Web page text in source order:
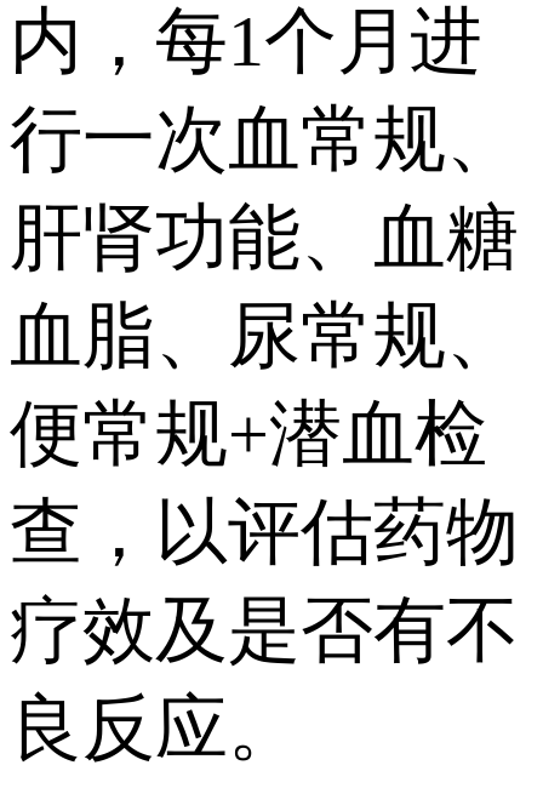
内，每1个月进
行一次血常规、
肝肾功能、血糖
血脂、尿常规、
便常规+潜血检
查，以评估药物
疗效及是否有不
良反应。